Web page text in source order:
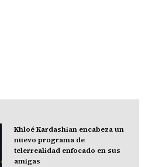
Khloé Kardashian encabeza un
nuevo programa de
telerrealidad enfocado en sus
amigas